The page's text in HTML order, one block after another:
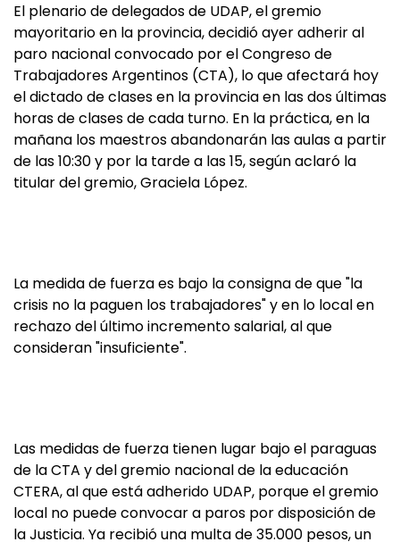
El plenario de delegados de UDAP, el gremio
mayoritario en la provincia, decidió ayer adherir al
paro nacional convocado por el Congreso de
Trabajadores Argentinos (CTA), lo que afectará hoy
el dictado de clases en la provincia en las dos últimas
horas de clases de cada turno. En la práctica, en la
mañana los maestros abandonarán las aulas a partir
de las 10:30 y por la tarde a las 15, según aclaró la
titular del gremio, Graciela López.
La medida de fuerza es bajo la consigna de que "la
crisis no la paguen los trabajadores" y en lo local en
rechazo del último incremento salarial, al que
consideran "insuficiente".
Las medidas de fuerza tienen lugar bajo el paraguas
de la CTA y del gremio nacional de la educación
CTERA, al que está adherido UDAP, porque el gremio
local no puede convocar a paros por disposición de
la Justicia. Ya recibió una multa de 35.000 pesos, un